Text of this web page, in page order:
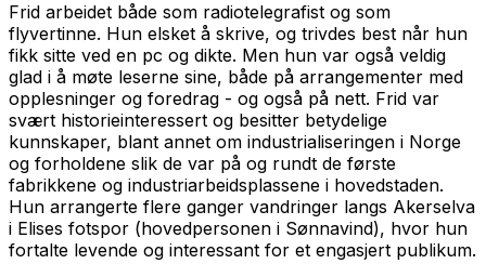
Frid arbeidet både som radiotelegrafist og som
flyvertinne. Hun elsket å skrive, og trivdes best når hun
fikk sitte ved en pc og dikte. Men hun var også veldig
glad i å møte leserne sine, både på arrangementer med
opplesninger og foredrag - og også på nett. Frid var
svært historieinteressert og besitter betydelige
kunnskaper, blant annet om industrialiseringen i Norge
og forholdene slik de var på og rundt de første
fabrikkene og industriarbeidsplassene i hovedstaden.
Hun arrangerte flere ganger vandringer langs Akerselva
i Elises fotspor (hovedpersonen i Sønnavind), hvor hun
fortalte levende og interessant for et engasjert publikum.